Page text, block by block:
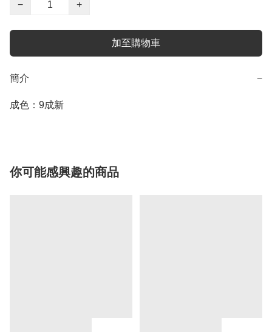
−
+
加至購物車
簡介 −
成色：9成新
你可能感興趣的商品